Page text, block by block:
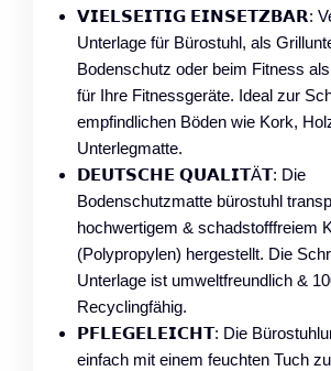
𝗩𝗜𝗘𝗟𝗦𝗘𝗜𝗧𝗜𝗚 𝗘𝗜𝗡𝗦𝗘𝗧𝗭𝗕𝗔𝗥:
Unterlage für Bürostuhl, als
Bodenschutz oder beim Fitness
für Ihre Fitnessgeräte. Ideal zur
empfindlichen Böden wie Kork,
Unterlegmatte.
𝗗𝗘𝗨𝗧𝗦𝗖𝗛𝗘 𝗤𝗨𝗔𝗟𝗜𝗧Ä𝗧: Die
Bodenschutzmatte bürostuhl
hochwertigem & schadstofffreiem
(Polypropylen) hergestellt. Die
Unterlage ist umweltfreundlich &
Recyclingfähig.
𝗣𝗙𝗟𝗘𝗚𝗘𝗟𝗘𝗜𝗖𝗛𝗧: Die
einfach mit einem feuchten Tuch